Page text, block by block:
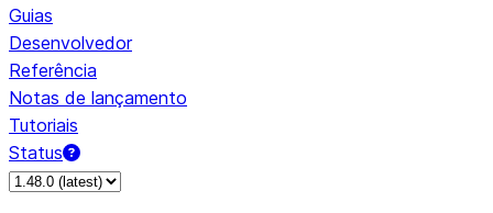
Guias
Desenvolvedor
Referência
Notas de lançamento
Tutoriais
Status